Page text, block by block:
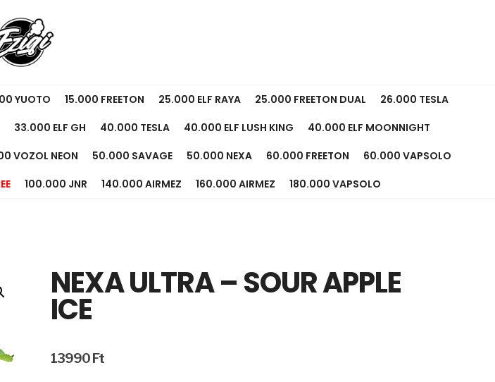
YUOTO 15.000 FREETON 25.000 ELF RAYA 25.000 FREETON DUAL
26.000 TESLA
33.000 ELF GH 40.000 TESLA 40.000 ELF LUSH KING
40.000 ELF MOONNIGHT
VOZOL NEON 50.000 SAVAGE 50.000 NEXA 60.000 FREETON
60.000 VAPSOLO
100.000 JNR 140.000 AIRMEZ 160.000 AIRMEZ 180.000 VAPSOLO
NEXA ULTRA – SOUR APPLE
ICE
13990 Ft